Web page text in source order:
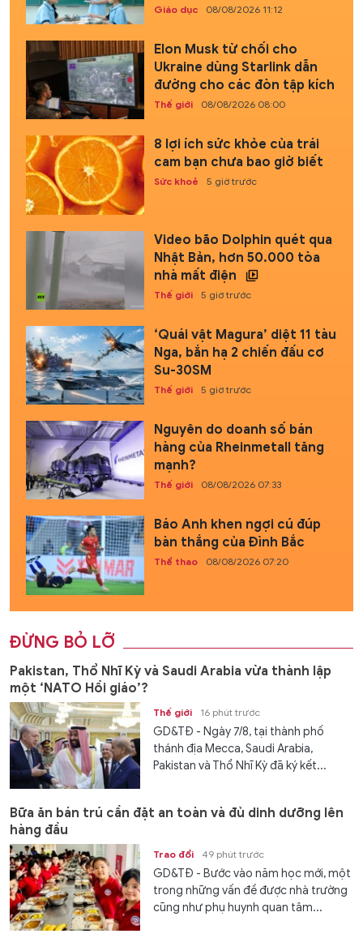
Giáo dục 08/08/2026 11:12
Elon Musk từ chối cho
Ukraine dùng Starlink dẫn
đường cho các đòn tập kích
Thế giới 08/08/2026 08:00
8 lợi ích sức khỏe của trái
cam bạn chưa bao giờ biết
Sức khoẻ 5 giờ trước
Video bão Dolphin quét qua
Nhật Bản, hơn 50.000 tòa
nhà mất điện
Thế giới 5 giờ trước
‘Quái vật Magura’ diệt 11 tàu
Nga, bắn hạ 2 chiến đấu cơ
Su-30SM
Thế giới 5 giờ trước
Nguyên do doanh số bán
hàng của Rheinmetall tăng
mạnh?
Thế giới 08/08/2026 07:33
Báo Anh khen ngợi cú đúp
bàn thắng của Đình Bắc
Thể thao 08/08/2026 07:20
ĐỪNG BỎ LỠ
Pakistan, Thổ Nhĩ Kỳ và Saudi Arabia vừa thành lập
một ‘NATO Hồi giáo’?
Thế giới 16 phút trước
GD&TĐ - Ngày 7/8, tại thành phố
thánh địa Mecca, Saudi Arabia,
Pakistan và Thổ Nhĩ Kỳ đã ký kết...
Bữa ăn bán trú cần đặt an toàn và đủ dinh dưỡng lên
hàng đầu
Trao đổi 49 phút trước
GD&TĐ - Bước vào năm học mới, một
trong những vấn đề được nhà trường
cũng như phụ huynh quan tâm...